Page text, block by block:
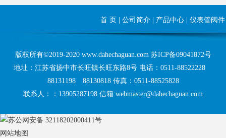
首 页 公司简介| 产品中心| 仪表管阀件
版权所有©2019-2020 www.dahechaguan.com 苏ICP备09041872号
地址：江苏省扬中市长旺镇长旺东路8号 电话：0511-88522228
88131198 88130818 传真：0511-88525828
联系人：：13905287198 信箱:webmaster@dahechaguan.com
苏公网安备 32118202000411号
网站地图